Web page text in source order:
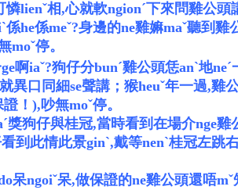
lienˇ相,心就軟ngionˊ下來問雞公頭
he係meˇ?身邊的ne雞嫲maˇ聽到雞
停。
啊iaˇ?狗仔分bunˊ雞公頭恁anˋ地
口同細se聲講；猴heuˇ年一過,雞
！),吵無moˇ停。
狗仔與桂冠,當時看到在場介nge雞
到此情此景ginˋ,戴等nenˋ桂冠左跳
呆ngoiˇ呆,做保證的ne雞公頭還唔